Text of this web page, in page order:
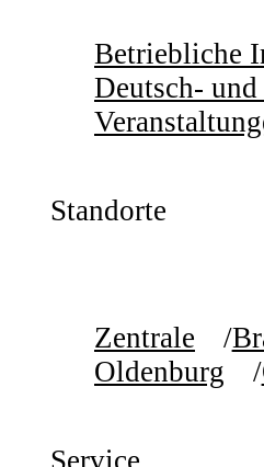
Betriebliche
Deutsch-
Standorte
Zentrale
Oldenburg
Service